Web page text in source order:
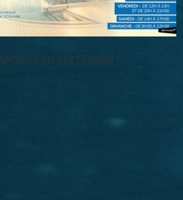
EN SEPTEMBRE !